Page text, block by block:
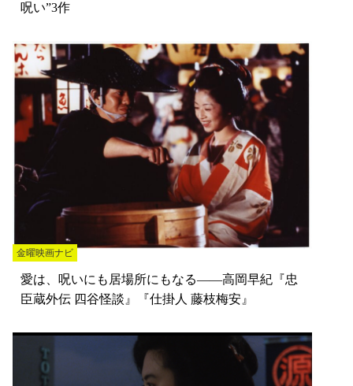
呪い”3作
金曜映画ナビ
愛は、呪いにも居場所にもなる――高岡早紀『忠
臣蔵外伝 四谷怪談』『仕掛人 藤枝梅安』